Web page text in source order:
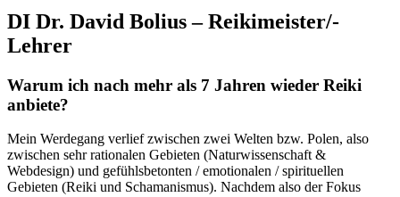
DI Dr. David Bolius – Reikimeister/-
Lehrer
Warum ich nach mehr als 7 Jahren wieder Reiki
anbiete?
Mein Werdegang verlief zwischen zwei Welten bzw. Polen, also
zwischen sehr rationalen Gebieten (Naturwissenschaft &
Webdesign) und gefühlsbetonten / emotionalen / spirituellen
Gebieten (Reiki und Schamanismus). Nachdem also der Fokus